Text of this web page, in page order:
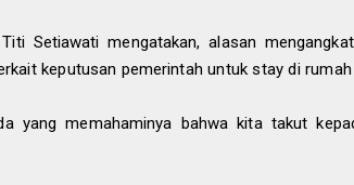
Setiawati mengatakan, alasan
keputusan pemerintah untuk stay di
yang memahaminya bahwa kita takut